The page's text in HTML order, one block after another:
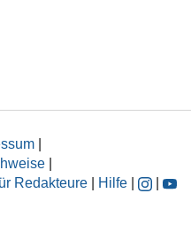
Redakteure Hilfe